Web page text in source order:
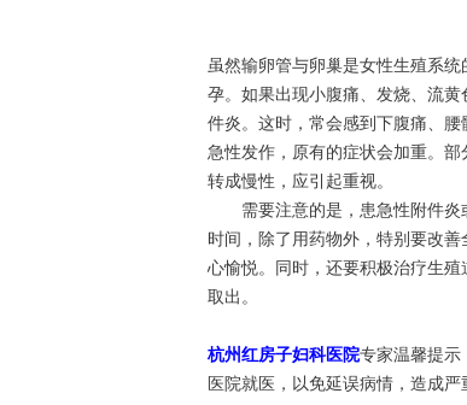
虽然输卵管与卵巢是女性生殖系
孕。如果出现小腹痛、发烧、流
件炎。这时，常会感到下腹痛、
急性发作，原有的症状会加重。
转成慢性，应引起重视。
需要注意的是，患急性附件炎
时间，除了用药物外，特别要改
心愉悦。同时，还要积极治疗生
取出。
杭州红房子妇科医院专家温馨提示
医院就医，以免延误病情，造成严